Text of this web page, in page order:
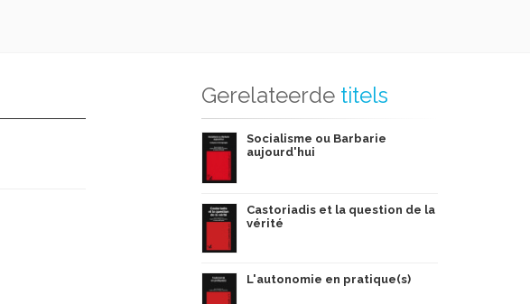
Gerelateerde titels
Socialisme ou Barbarie
aujourd'hui
Castoriadis et la question de la
vérité
L'autonomie en pratique(s)